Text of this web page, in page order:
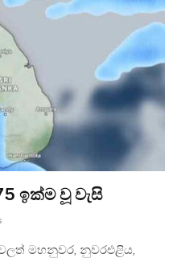
ඉක්ම වූ වැසි
මහනුවර, නුවරඑළිය,